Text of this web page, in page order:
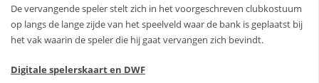
De vervangende speler stelt zich in het voorgeschreven clubkostuum
op langs de lange zijde van het speelveld waar de bank is geplaatst bij
het vak waarin de speler die hij gaat vervangen zich bevindt.
Digitale spelerskaart en DWF